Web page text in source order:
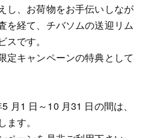
し、お荷物をお手伝いしなが
を経て、チバソムの送迎リム
です。
定キャンペーンの特典として
月1 日～10 月31 日の間は、
す。